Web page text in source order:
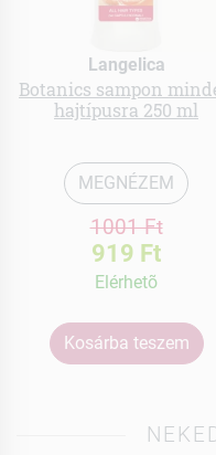
Langelica
Botanics sampon
hajtípusra 250 ml
MEGNÉZEM
1001 Ft
919 Ft
Elérhetõ
Kosárba teszem